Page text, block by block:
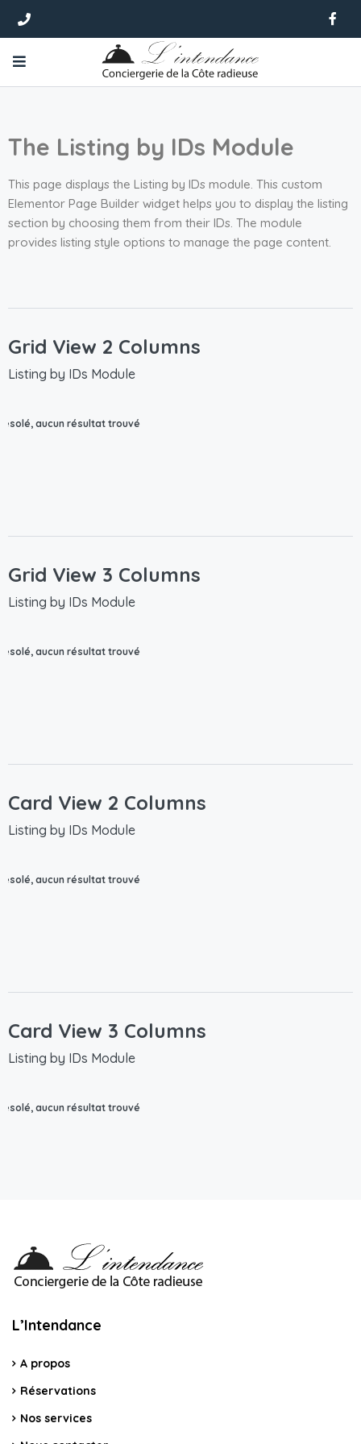
The Listing by IDs Module
This page displays the Listing by IDs module. This custom
Elementor Page Builder widget helps you to display the listing
section by choosing them from their IDs. The module
provides listing style options to manage the page content.
Grid View 2 Columns
Listing by IDs Module
aucun résultat trouvé
Grid View 3 Columns
Listing by IDs Module
aucun résultat trouvé
Card View 2 Columns
Listing by IDs Module
aucun résultat trouvé
Card View 3 Columns
Listing by IDs Module
aucun résultat trouvé
L’Intendance
A propos
Réservations
Nos services